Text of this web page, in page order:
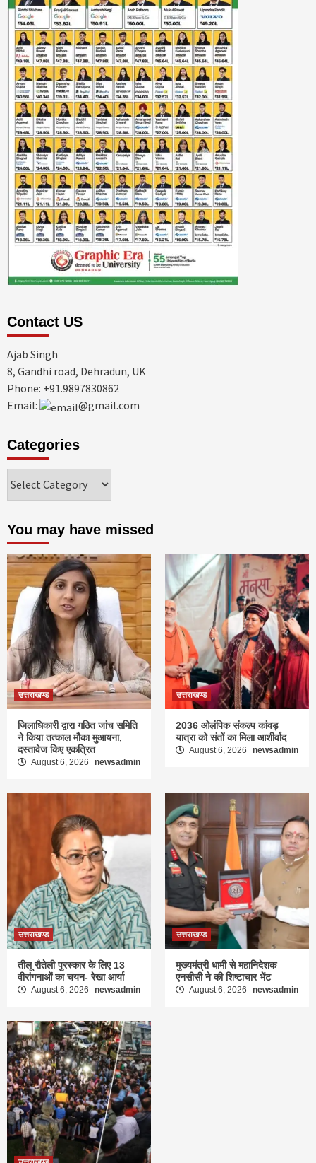
Contact US
Ajab Singh
8, Gandhi road, Dehradun, UK
Phone: +91.9897830862
Email:
@gmail.com
Categories
You may have missed
उत्तराखण्ड
जिलाधिकारी द्वारा गठित जांच समिति
ने किया तत्काल मौका मुआयना,
दस्तावेज किए एकत्रित
August 6, 2026 newsadmin
उत्तराखण्ड
2036 ओलंपिक संकल्प कांवड़
यात्रा को संतों का मिला आशीर्वाद
August 6, 2026 newsadmin
उत्तराखण्ड
तीलू रौतेली पुरस्कार के लिए 13
वीरांगनाओं का चयन- रेखा आर्या
August 6, 2026 newsadmin
उत्तराखण्ड
मुख्यमंत्री धामी से महानिदेशक
एनसीसी ने की शिष्टाचार भेंट
August 6, 2026 newsadmin